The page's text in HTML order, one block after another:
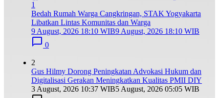
1
Bedah Rumah Warga Cangkringan, STAK Yogyakarta
Libatkan Lintas Komunitas dan Warga
9 August, 2026 18:10 WIB9 August, 2026 18:10 WIB
0
2
Gus Hilmy Dorong Peningkatan Advokasi Hukum dan
Digitalisasi Gerakan Meningkatkan Kualitas PMII DIY
3 August, 2026 10:37 WIB5 August, 2026 05:05 WIB